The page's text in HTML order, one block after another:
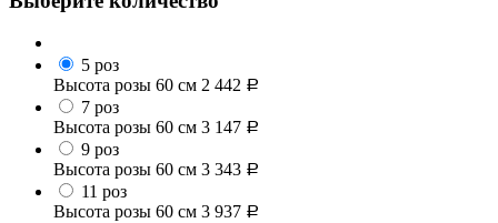
5 роз
Высота розы 60 см 2 442 Р
7 роз
Высота розы 60 см 3 147 Р
9 роз
Высота розы 60 см 3 343 Р
11 роз
Высота розы 60 см 3 937 Р